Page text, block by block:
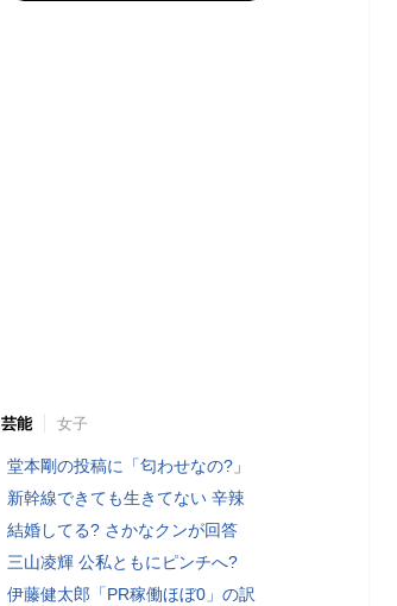
芸能 女子
堂本剛の投稿に「匂わせなの?」
新幹線できても生きてない 辛辣
結婚してる? さかなクンが回答
三山凌輝 公私ともにピンチへ?
伊藤健太郎「PR稼働ほぼ0」の訳